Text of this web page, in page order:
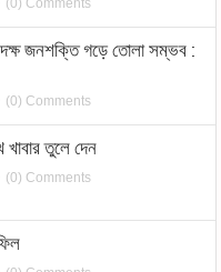
(0) Comments
দক্ষ জনশক্তি গড়ে তোলা সম্ভব :
(0) Comments
খাবার তুলে দেন
(0) Comments